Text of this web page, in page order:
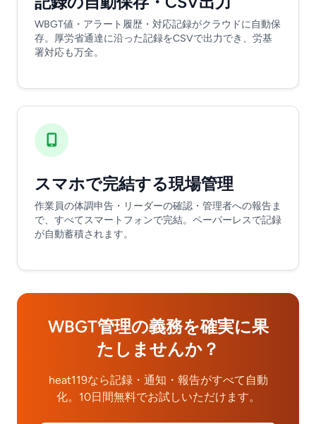
WBGT値・アラート履歴・対応記録がクラウドに自動保
存。厚労省通達に沿った記録をCSVで出力でき、労基
署対応も万全。
スマホで完結する現場管理
作業員の体調申告・リーダーの確認・管理者への報告ま
で、すべてスマートフォンで完結。ペーパーレスで記録
が自動蓄積されます。
WBGT管理の義務を確実に果
たしませんか？
heat119なら記録・通知・報告がすべて自動
化。10日間無料でお試しいただけます。